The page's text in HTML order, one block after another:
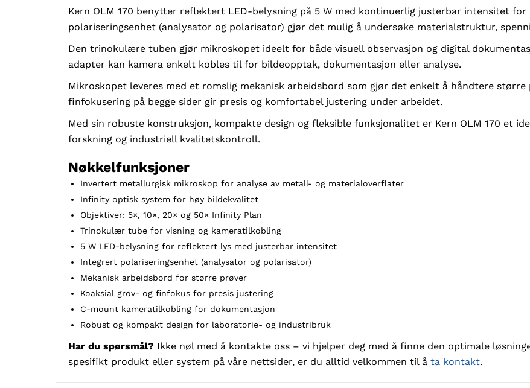
Kern OLM 170 benytter reflektert LED-belysning på 5 W med kontinuerlig justerbar intensitet
polariseringsenhet (analysator og polarisator) gjør det mulig å undersøke materialstruktur,
Den trinokulære tuben gjør mikroskopet ideelt for både visuell observasjon og digital
adapter kan kamera enkelt kobles til for bildeopptak, dokumentasjon eller analyse.
Mikroskopet leveres med et romslig mekanisk arbeidsbord som gjør det enkelt å håndtere
finfokusering på begge sider gir presis og komfortabel justering under arbeidet.
Med sin robuste konstruksjon, kompakte design og fleksible funksjonalitet er Kern OLM 170 et
forskning og industriell kvalitetskontroll.
Nøkkelfunksjoner
Invertert metallurgisk mikroskop for analyse av metall- og materialoverflater
Infinity optisk system for høy bildekvalitet
Objektiver: 5×, 10×, 20× og 50× Infinity Plan
Trinokulær tube for visning og kameratilkobling
5 W LED-belysning for reflektert lys med justerbar intensitet
Integrert polariseringsenhet (analysator og polarisator)
Mekanisk arbeidsbord for større prøver
Koaksial grov- og finfokus for presis justering
C-mount kameratilkobling for dokumentasjon
Robust og kompakt design for laboratorie- og industribruk
Har du spørsmål? Ikke nøl med å kontakte oss – vi hjelper deg med å finne den optimale
spesifikt produkt eller system på våre nettsider, er du alltid velkommen til å ta kontakt.